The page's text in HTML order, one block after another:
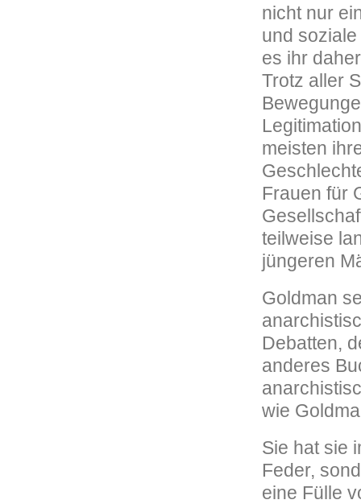
nicht nur
und
es ihr
Trotz aller
meisten
Frauen für
teilweise
jüngeren
Goldman
Debatten,
anderes
wie
Sie hat sie
Feder,
eine Fülle